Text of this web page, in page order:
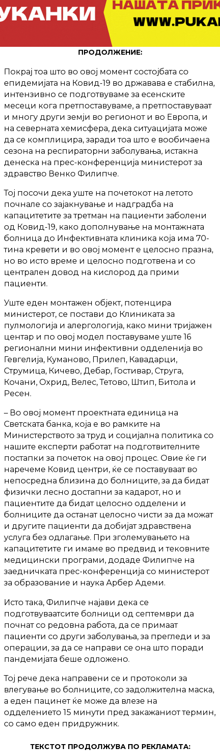
ПРОДОЛЖЕНИЕ:
Покрај тоа што во овој момент состојбата со
епидемијата на Ковид-19 во државава е стабилна,
интензивно се подготвуваме за есенските
месеци кога претпоставуваме, а претпоставуваат
и многу други земји во регионот и во Европа, и
на северната хемисфера, дека ситуацијата може
да се комплицира, заради тоа што е вообичаена
сезона на респираторни заболувања, истакна
денеска на прес-конференција министерот за
здравство Венко Филипче.
Тој посочи дека уште на почетокот на летото
почнале со зајакнување и надградба на
капацитетите за третман на пациенти заболени
од Ковид-19, како дополнување на монтажната
болница до Инфективната клиника која има 70-
тина кревети и во овој момент е целосно празна,
но во исто време и целосно подготвена и со
централен довод на кислород да прими
пациенти.
Уште еден монтажен објект, потенцира
министерот, се постави до Клиниката за
пулмологија и алергологија, како мини тријажен
центар и по овој модел поставуваме уште 16
регионални мини инфективни одделенија во
Гевгелија, Куманово, Прилеп, Кавадарци,
Струмица, Кичево, Дебар, Гостивар, Струга,
Кочани, Охрид, Велес, Тетово, Штип, Битола и
Ресен.
– Во овој момент проектната единица на
Светската банка, која е во рамките на
Министерството за труд и социјална политика со
нашите експерти работат на подготвителните
постапки за почеток на овој процес. Овие ќе ги
наречеме Ковид центри, ќе се поставуваат во
непосредна близина до болниците, за да бидат
физички лесно достапни за кадарот, но и
пациентите да бидат целосно одделени и
болниците да останат целосно чисти за да можат
и другите пациенти да добијат здравствена
услуга без одлагање. При зголемувањето на
капацитетите ги имаме во предвид и тековните
медицински програми, додаде Филипче на
заедничката прес-конференција со министерот
за образование и наука Арбер Адеми.
Исто така, Филипче најави дека се
подготвуваатсите болници од септември да
почнат со редовна работа, да се примаат
пациенти со други заболувања, за прегледи и за
операции, за да се направи се она што поради
пандемијата беше одложено.
Тој рече дека направени се и протоколи за
влегување во болниците, со задолжителна маска,
а еден пацинет ќе може да влезе на
одделението 15 минути пред закажаниот термин,
со само еден придружник.
ТЕКСТОТ ПРОДОЛЖУВА ПО РЕКЛАМАТА: